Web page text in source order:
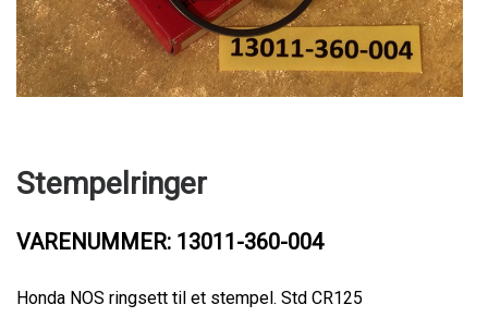
Stempelringer
VARENUMMER: 13011-360-004
Honda NOS ringsett til et stempel. Std CR125